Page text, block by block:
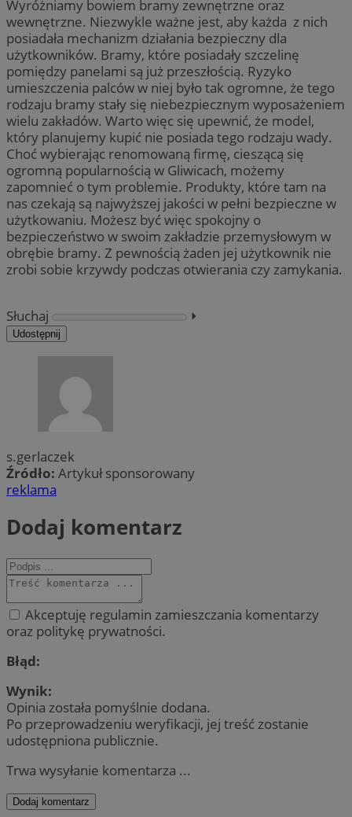
Wyróżniamy bowiem bramy zewnętrzne oraz
wewnętrzne. Niezwykle ważne jest, aby każda z nich
posiadała mechanizm działania bezpieczny dla
użytkowników. Bramy, które posiadały szczelinę
pomiędzy panelami są już przeszłością. Ryzyko
umieszczenia palców w niej było tak ogromne, że tego
rodzaju bramy stały się niebezpiecznym wyposażeniem
wielu zakładów. Warto więc się upewnić, że model,
który planujemy kupić nie posiada tego rodzaju wady.
Choć wybierając renomowaną firmę, cieszącą się
ogromną popularnością w Gliwicach, możemy
zapomnieć o tym problemie. Produkty, które tam na
nas czekają są najwyższej jakości w pełni bezpieczne w
użytkowaniu. Możesz być więc spokojny o
bezpieczeństwo w swoim zakładzie przemysłowym w
obrębie bramy. Z pewnością żaden jej użytkownik nie
zrobi sobie krzywdy podczas otwierania czy zamykania.
Słuchaj ⏵︎
Udostępnij
s.gerlaczek
Źródło: Artykuł sponsorowany
reklama
Dodaj komentarz
Akceptuję regulamin zamieszczania komentarzy
oraz politykę prywatności.
Błąd:
Wynik:
Opinia została pomyślnie dodana.
Po przeprowadzeniu weryfikacji, jej treść zostanie
udostępniona publicznie.
Trwa wysyłanie komentarza ...
Dodaj komentarz